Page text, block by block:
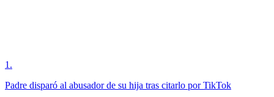
1 .
Padre disparó al abusador de su hija tras citarlo por TikTok